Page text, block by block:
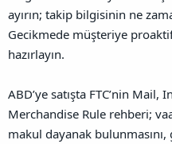
ayırın; takip bilgisinin ne
Gecikmede müşteriye
hazırlayın.
ABD’ye satışta FTC’nin
Merchandise Rule rehberi;
makul dayanak